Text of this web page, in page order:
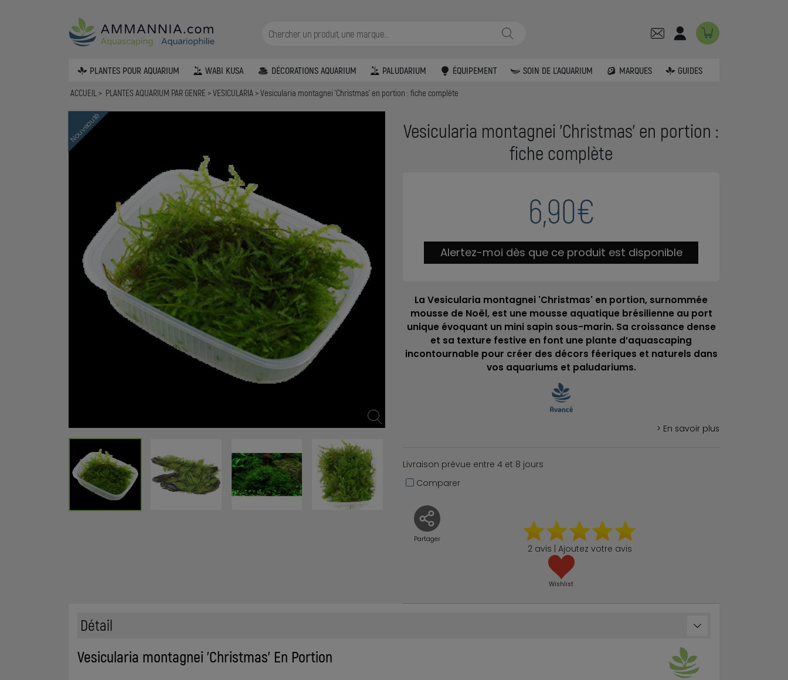
PLANTES POUR AQUARIUM WABI KUSA DÉCORATIONS AQUARIUM PALUDARIUM ÉQUIPEMENT SOIN DE L'AQUARIUM MARQUES GUIDES
ACCUEIL PLANTES AQUARIUM PAR GENRE VESICULARIA Vesicularia montagnei 'Christmas' en portion : fiche complète
Vesicularia montagnei 'Christmas' en portion :
fiche complète
6,90€
Alertez-moi dès que ce produit est disponible
La Vesicularia montagnei 'Christmas' en portion, surnommée
mousse de Noël, est une mousse aquatique brésilienne au port
unique évoquant un mini sapin sous-marin. Sa croissance dense
et sa texture festive en font une plante d’aquascaping
incontournable pour créer des décors féeriques et naturels dans
vos aquariums et paludariums.
> En savoir plus
Livraison prévue entre 4 et 8 jours
Comparer
Partager
2 avis | Ajoutez votre avis
Wishlist
Nouveauté
Détail
Vesicularia montagnei 'Christmas' En Portion